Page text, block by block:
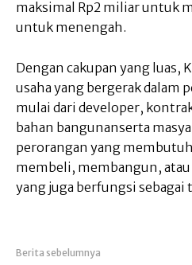
maksimal Rp2 miliar untuk
untuk menengah.
Dengan cakupan yang luas,
usaha yang bergerak dalam
mulai dari developer,
bahan bangunanserta
perorangan yang
membeli, membangun,
yang juga berfungsi sebagai
Berita sebelumnya